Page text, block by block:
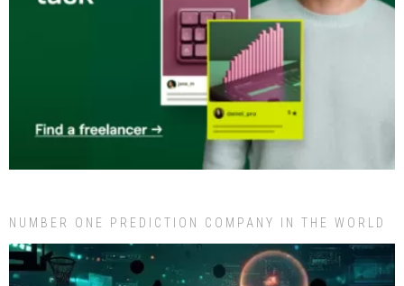
NUMBER ONE PREDICTION COMPANY IN THE WORLD